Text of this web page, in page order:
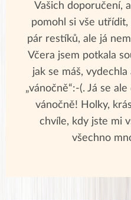
Vašich doporučení,
pomohl si vše
pár restíků, ale já
Včera jsem potkala
jak se máš,
„vánočně“:-(. Já se
vánočně! Holky,
chvíle, kdy jste mi
všechno